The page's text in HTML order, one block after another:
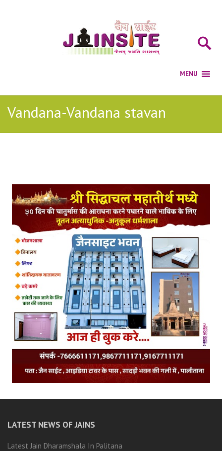
Vandana-Vandana stavan
LATEST NEWS OF JAINS
Latest Jain Dharamshala In Palitana